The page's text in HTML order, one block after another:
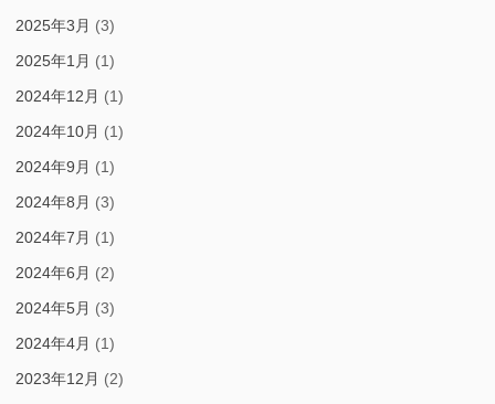
2025年3月 (3)
2025年1月 (1)
2024年12月 (1)
2024年10月 (1)
2024年9月 (1)
2024年8月 (3)
2024年7月 (1)
2024年6月 (2)
2024年5月 (3)
2024年4月 (1)
2023年12月 (2)